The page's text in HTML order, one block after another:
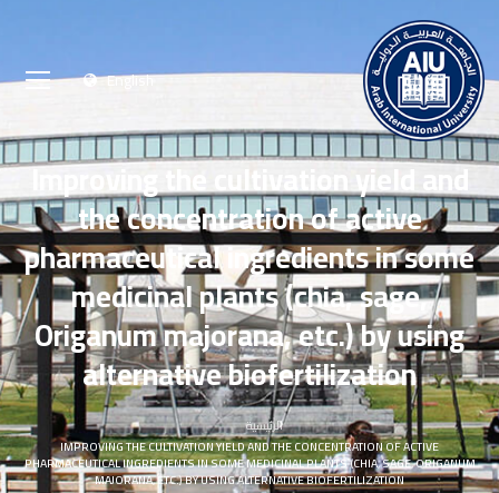
English
Improving the cultivation yield and
the concentration of active
pharmaceutical ingredients in some
medicinal plants (chia, sage,
Origanum majorana, etc.) by using
alternative biofertilization
الرئيسية
IMPROVING THE CULTIVATION YIELD AND THE CONCENTRATION OF ACTIVE
PHARMACEUTICAL INGREDIENTS IN SOME MEDICINAL PLANTS (CHIA, SAGE, ORIGANUM
MAJORANA, ETC.) BY USING ALTERNATIVE BIOFERTILIZATION